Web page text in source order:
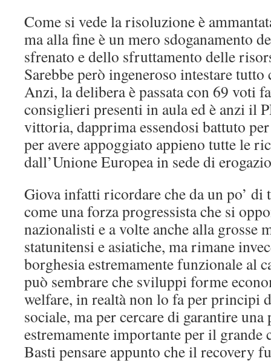
Come si vede la risoluzione è
ma alla fine è un mero sdoganamento
sfrenato e dello sfruttamento delle
Sarebbe però ingeneroso intestare
Anzi, la delibera è passata con 69 voti
consiglieri presenti in aula ed è anzi il
vittoria, dapprima essendosi battuto
per avere appoggiato appieno tutte le
dall’Unione Europea in sede di
Giova infatti ricordare che da un po’ di
come una forza progressista che si
nazionalisti e a volte anche alla grosse
statunitensi e asiatiche, ma rimane
borghesia estremamente funzionale al
può sembrare che sviluppi forme
welfare, in realtà non lo fa per principi
sociale, ma per cercare di garantire
estremamente importante per il grande
Basti pensare appunto che il recovery